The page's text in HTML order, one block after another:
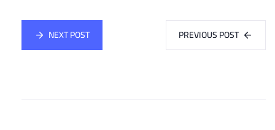
PREVIOUS POST
NEXT POST